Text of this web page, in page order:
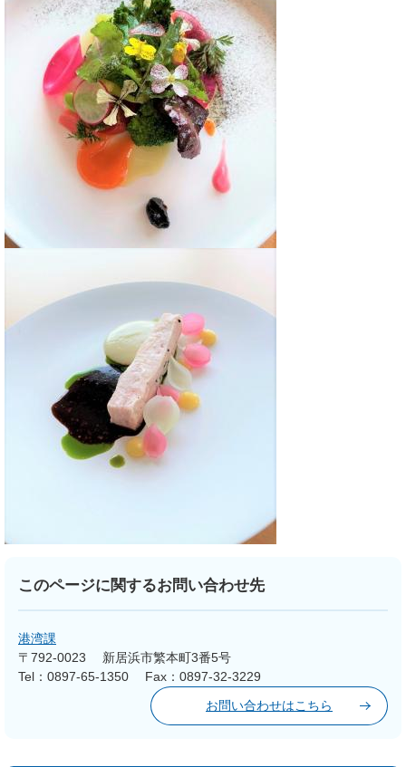
このページに関するお問い合わせ先
港湾課
〒792-0023
新居浜市繁本町3番5号
Tel：0897-65-1350
Fax：0897-32-3229
お問い合わせはこちら